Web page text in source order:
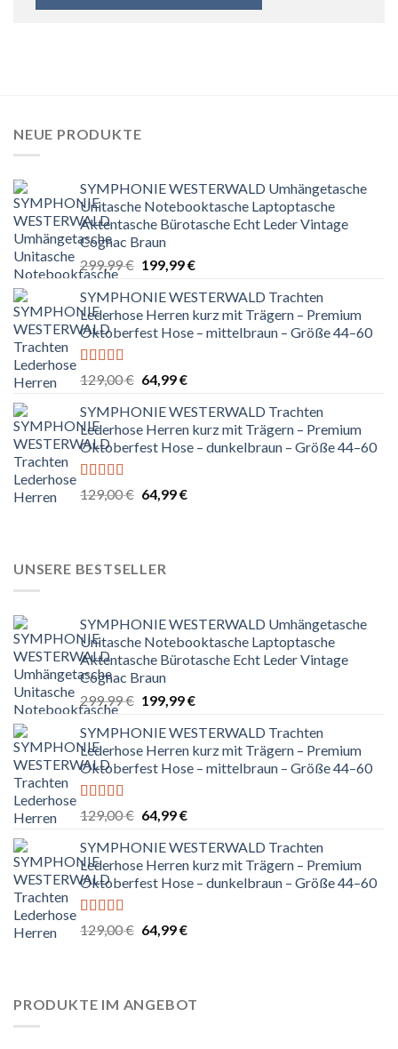
NEUE PRODUKTE
SYMPHONIE WESTERWALD Umhängetasche
Unitasche Notebooktasche Laptoptasche
Aktentasche Bürotasche Echt Leder Vintage
Cognac Braun
299,99€ Ursprünglicher
war:
299,99 €
199,99€Aktueller
ist:
199,99 €.
SYMPHONIE WESTERWALD Trachten
Lederhose Herren kurz mit Trägern – Premium
Oktoberfest Hose – mittelbraun – Größe 44–60
Bewertet
5.00
5
129,00€ Ursprünglicher
war:
129,00 €
64,99€Aktueller
ist:
64,99 €.
SYMPHONIE WESTERWALD Trachten
Lederhose Herren kurz mit Trägern – Premium
Oktoberfest Hose – dunkelbraun – Größe 44–60
Bewertet
5.00
129,00€ Ursprünglicher
64,99€Aktueller
UNSERE BESTSELLER
SYMPHONIE WESTERWALD Umhängetasche
Unitasche Notebooktasche Laptoptasche
Aktentasche Bürotasche Echt Leder Vintage
Cognac Braun
299,99€ Ursprünglicher
war:
299,99 €
199,99€Aktueller
ist:
199,99 €.
SYMPHONIE WESTERWALD Trachten
Lederhose Herren kurz mit Trägern – Premium
Oktoberfest Hose – mittelbraun – Größe 44–60
Bewertet
5.00
5
129,00€ Ursprünglicher
war:
129,00 €
64,99€Aktueller
ist:
64,99 €.
SYMPHONIE WESTERWALD Trachten
Lederhose Herren kurz mit Trägern – Premium
Oktoberfest Hose – dunkelbraun – Größe 44–60
Bewertet
5.00
129,00€ Ursprünglicher
64,99€Aktueller
PRODUKTE IM ANGEBOT